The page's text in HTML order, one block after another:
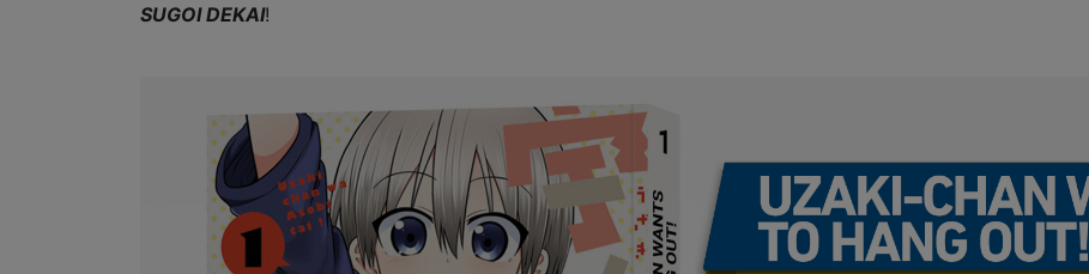
SUGOI DEKAI!